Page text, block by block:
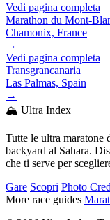
Vedi pagina completa
Marathon du Mont-
Chamonix, France
→
Vedi pagina completa
Transgrancanaria
Las Palmas, Spain
→
🏔️ Ultra Index
Tutte le ultra maratone
backyard al Sahara.
che ti serve per
Gare Scopri Photo
More race guides